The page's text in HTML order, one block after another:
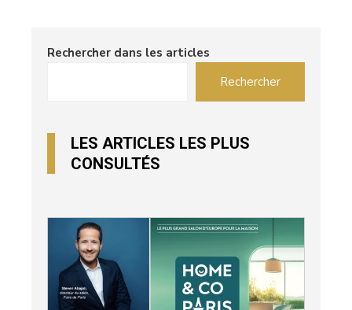
Rechercher dans les articles
Rechercher
LES ARTICLES LES PLUS
CONSULTÉS